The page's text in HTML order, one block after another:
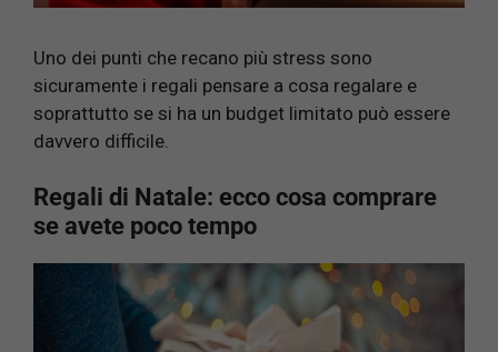
Uno dei punti che recano più stress sono
sicuramente i regali pensare a cosa regalare e
soprattutto se si ha un budget limitato può essere
davvero difficile.
Regali di Natale: ecco cosa comprare
se avete poco tempo